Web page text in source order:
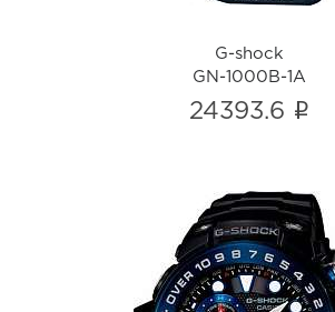
G-shock
GN-1000B-1A
24393.6 i